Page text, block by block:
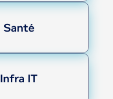
Santé
Infra IT